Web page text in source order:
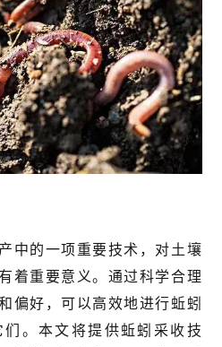
中的一项重要技术，对土壤
着重要意义。通过科学合理
偏好，可以高效地进行蚯蚓
。本文将提供蚯蚓采收技